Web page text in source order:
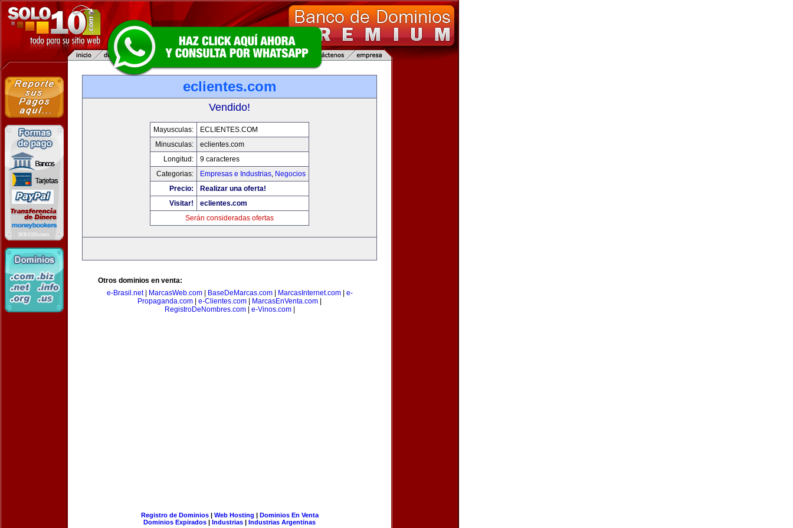
eclientes.com
Vendido!
Mayusculas:
ECLIENTES.COM
Minusculas:
eclientes.com
Longitud:
9 caracteres
Categorias:
Empresas e Industrias, Negocios
Precio:
Realizar una oferta!
Visitar!
eclientes.com
Serán consideradas ofertas
Otros dominios en venta:
e-Brasil.net| MarcasWeb.com| BaseDeMarcas.com| MarcasInternet.com| e-
Propaganda.com
e-Clientes.com MarcasEnVenta.com
RegistroDeNombres.com| e-Vinos.com|
Registro de Dominios| Web Hosting | Dominios En Venta
Dominios Expirados | Industrias | Industrias Argentinas